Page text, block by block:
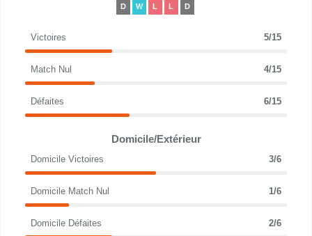
D W L L D
Victoires 5/15
Match Nul 4/15
Défaites 6/15
Domicile/Extérieur
Domicile Victoires 3/6
Domicile Match Nul 1/6
Domicile Défaites 2/6